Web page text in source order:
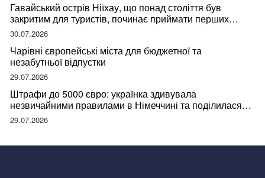
Гавайський острів Ніїхау, що понад століття був
закритим для туристів, починає приймати перших
відвідувачів
30.07.2026
Чарівні європейські міста для бюджетної та
незабутньої відпустки
29.07.2026
Штрафи до 5000 євро: українка здивувала
незвичайними правилами в Німеччині та поділилася
правдою
29.07.2026